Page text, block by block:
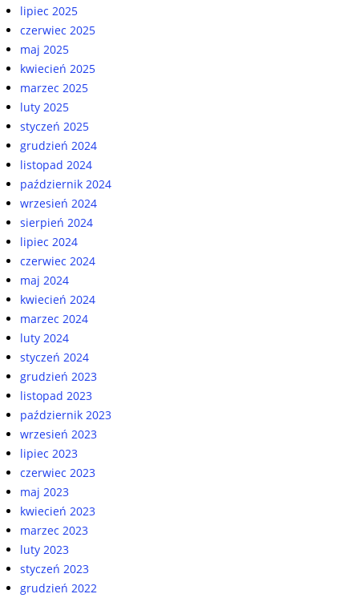
lipiec 2025
czerwiec 2025
maj 2025
kwiecień 2025
marzec 2025
luty 2025
styczeń 2025
grudzień 2024
listopad 2024
październik 2024
wrzesień 2024
sierpień 2024
lipiec 2024
czerwiec 2024
maj 2024
kwiecień 2024
marzec 2024
luty 2024
styczeń 2024
grudzień 2023
listopad 2023
październik 2023
wrzesień 2023
lipiec 2023
czerwiec 2023
maj 2023
kwiecień 2023
marzec 2023
luty 2023
styczeń 2023
grudzień 2022